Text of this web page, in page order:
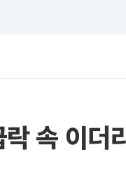
속 이더